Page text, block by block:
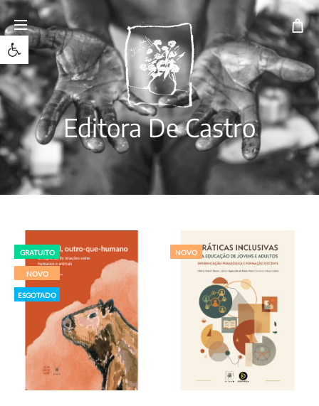
Open toolbar
Editora De Castro
NOVO
ESGOTADO
NOVO